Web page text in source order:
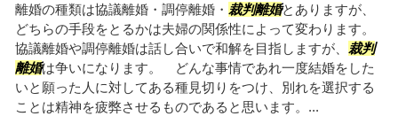
離婚の種類は協議離婚・調停離婚・ 裁判離婚とありますが、
どちらの手段をとるかは夫婦の関係性によって変わります。
協議離婚や調停離婚は話し合いで和解を目指しますが、 裁判
離婚は争いになります。 どんな事情であれ一度結婚をした
いと願った人に対してある種見切りをつけ、別れを選択する
ことは精神を疲弊させるものであると思います。...